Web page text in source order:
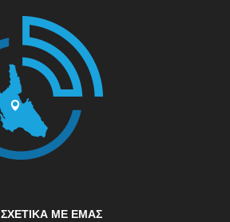
ΣΧΕΤΙΚΆ ΜΕ ΕΜΆΣ